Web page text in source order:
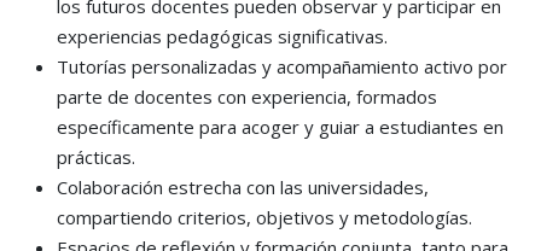
los futuros docentes pueden observar y participar en
experiencias pedagógicas significativas.
Tutorías personalizadas y acompañamiento activo por
parte de docentes con experiencia, formados
específicamente para acoger y guiar a estudiantes en
prácticas.
Colaboración estrecha con las universidades,
compartiendo criterios, objetivos y metodologías.